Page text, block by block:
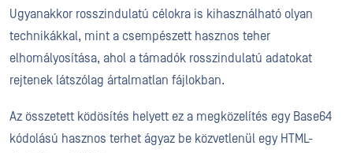
Ugyanakkor rosszindulatú célokra is kihasználható olyan
technikákkal, mint a csempészett hasznos teher
elhomályosítása, ahol a támadók rosszindulatú adatokat
rejtenek látszólag ártalmatlan fájlokban.
Az összetett ködösítés helyett ez a megközelítés egy Base64
kódolású hasznos terhet ágyaz be közvetlenül egy HTML-